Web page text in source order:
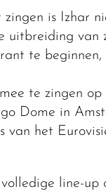
zingen is Izhar
uitbreiding van
te
te zingen
Dome in
van het
line-up